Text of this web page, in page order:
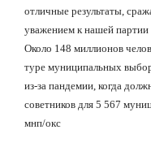
отличные результаты,
уважением к нашей
Около 148 миллионов
туре муниципальных
из-за пандемии, когда
советников для 5 567
мнп/окс